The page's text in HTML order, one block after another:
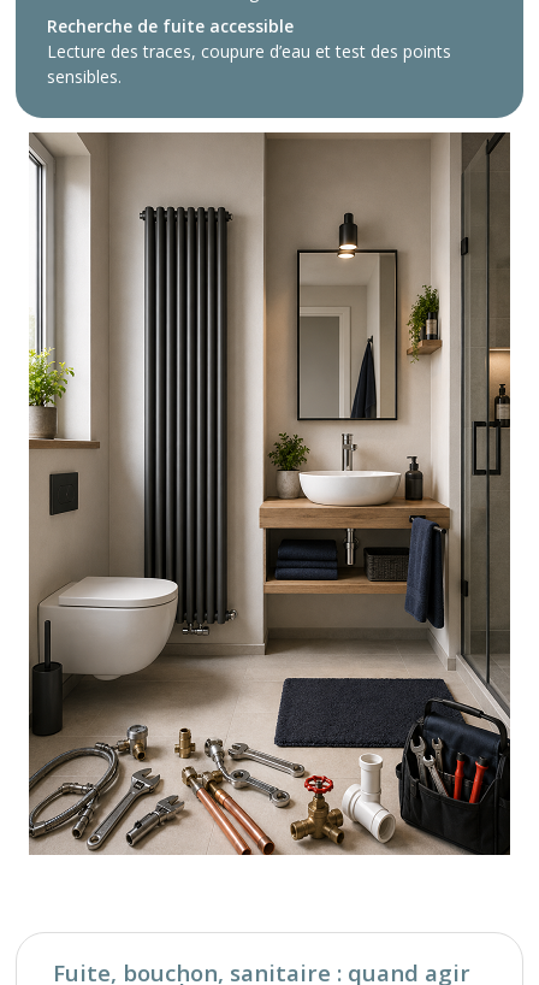
Recherche de fuite accessible
Lecture des traces, coupure d’eau et test des points
sensibles.
Fuite, bouchon, sanitaire : quand agir